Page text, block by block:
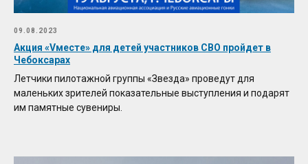
09.08.2023
Акция «Vместе» для детей участников СВО пройдет в
Чебоксарах
Летчики пилотажной группы «Звезда» проведут для
маленьких зрителей показательные выступления и подарят
им памятные сувениры.